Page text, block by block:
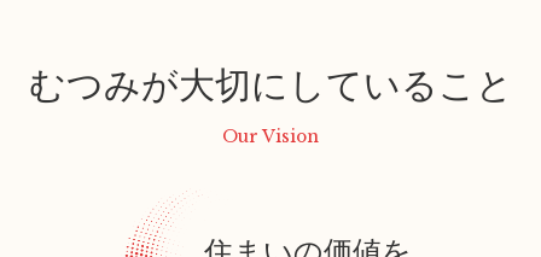
むつみが大切にしていること
Our Vision